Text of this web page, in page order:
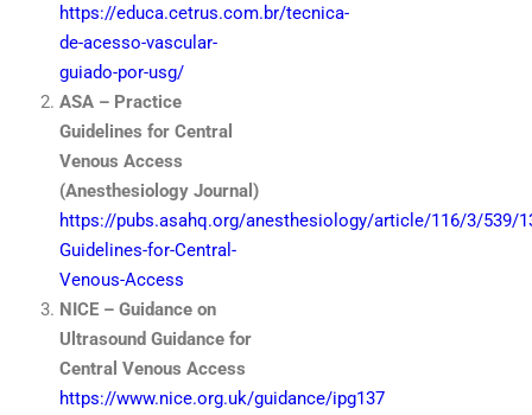
https://educa.cetrus.com.br/tecnica-
de-acesso-vascular-
guiado-por-usg/
ASA – Practice
Guidelines for Central
Venous Access
(Anesthesiology Journal)
https://pubs.asahq.org/anesthesiology/article/116/3/539/
Guidelines-for-Central-
Venous-Access
NICE – Guidance on
Ultrasound Guidance for
Central Venous Access
https://www.nice.org.uk/guidance/ipg137